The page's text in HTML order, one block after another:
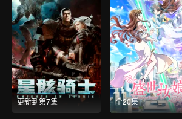
更新到第7集 全20集